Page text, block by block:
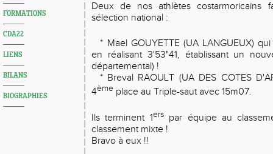
FORMATIONS
CDA22
LIENS
BILANS
BIOGRAPHIES
Deux de nos athlètes costarmoricains
sélection national :
* Mael GOUYETTE (UA LANGUEUX)
en réalisant 3'53"41, établissant un
départemental) !
* Breval RAOULT (UA DES COTES
4ème place au Triple-saut avec 15m07.
Ils terminent 1erspar équipe au
classement mixte !
Bravo à eux !!